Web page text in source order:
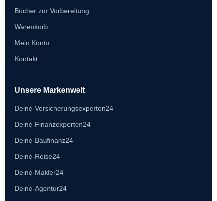
Bücher zur Vorbereitung
Warenkorb
Mein Konto
Kontakt
Unsere Markenwelt
Deine-Versicherungsexperten24
Deine-Finanzexperten24
Deine-Baufinanz24
Deine-Reise24
Deine-Makler24
Deine-Agentur24